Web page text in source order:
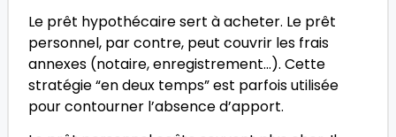
Le prêt hypothécaire sert à acheter. Le prêt
personnel, par contre, peut couvrir les frais
annexes (notaire, enregistrement…). Cette
stratégie “en deux temps” est parfois utilisée
pour contourner l’absence d’apport.